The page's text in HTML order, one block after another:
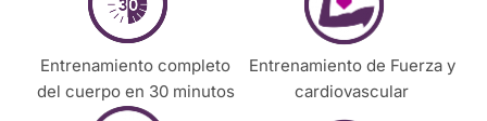
Entrenamiento completo
del cuerpo en 30 minutos
Entrenamiento de Fuerza y
cardiovascular